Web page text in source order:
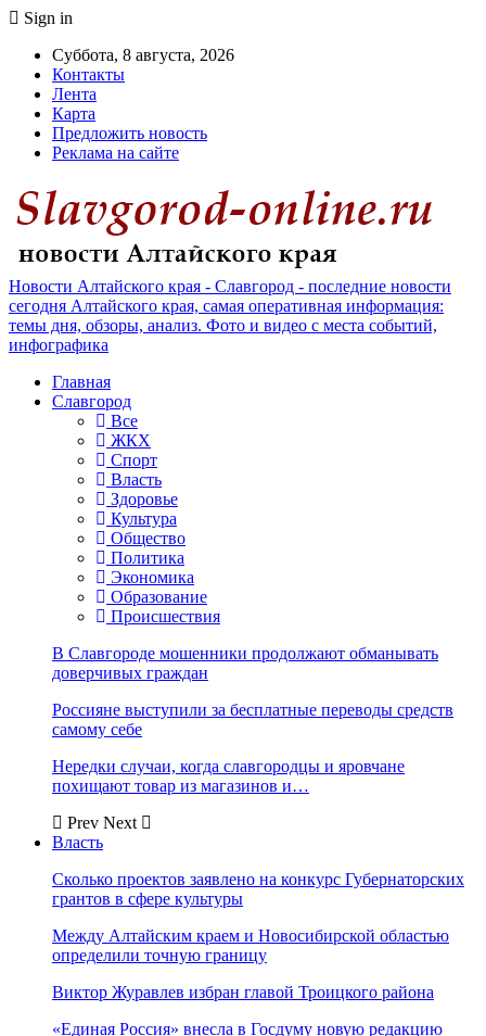
Sign in
Суббота, 8 августа, 2026
Контакты
Лента
Карта
Предложить новость
Реклама на сайте
Новости Алтайского края - Славгород - последние новости
сегодня Алтайского края, самая оперативная информация:
темы дня, обзоры, анализ. Фото и видео с места событий,
инфографика
Главная
Славгород
Все
ЖКХ
Спорт
Власть
Здоровье
Культура
Общество
Политика
Экономика
Образование
Происшествия
В Славгороде мошенники продолжают обманывать
доверчивых граждан
Россияне выступили за бесплатные переводы средств
самому себе
Нередки случаи, когда славгородцы и яровчане
похищают товар из магазинов и…
Prev Next
Власть
Сколько проектов заявлено на конкурс Губернаторских
грантов в сфере культуры
Между Алтайским краем и Новосибирской областью
определили точную границу
Виктор Журавлев избран главой Троицкого района
«Единая Россия» внесла в Госдуму новую редакцию